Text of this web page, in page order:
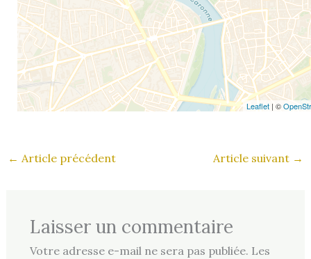
Leaflet| ©
← Article précédent Article suivant →
Laisser un commentaire
Votre adresse e-mail ne sera pas publiée. Les